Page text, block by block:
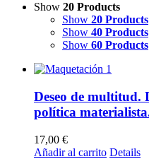
Show 20 Products
Show 20 Products
Show 40 Products
Show 60 Products
Deseo de multitud.
política
17,00 €
Añadir al carrito Details